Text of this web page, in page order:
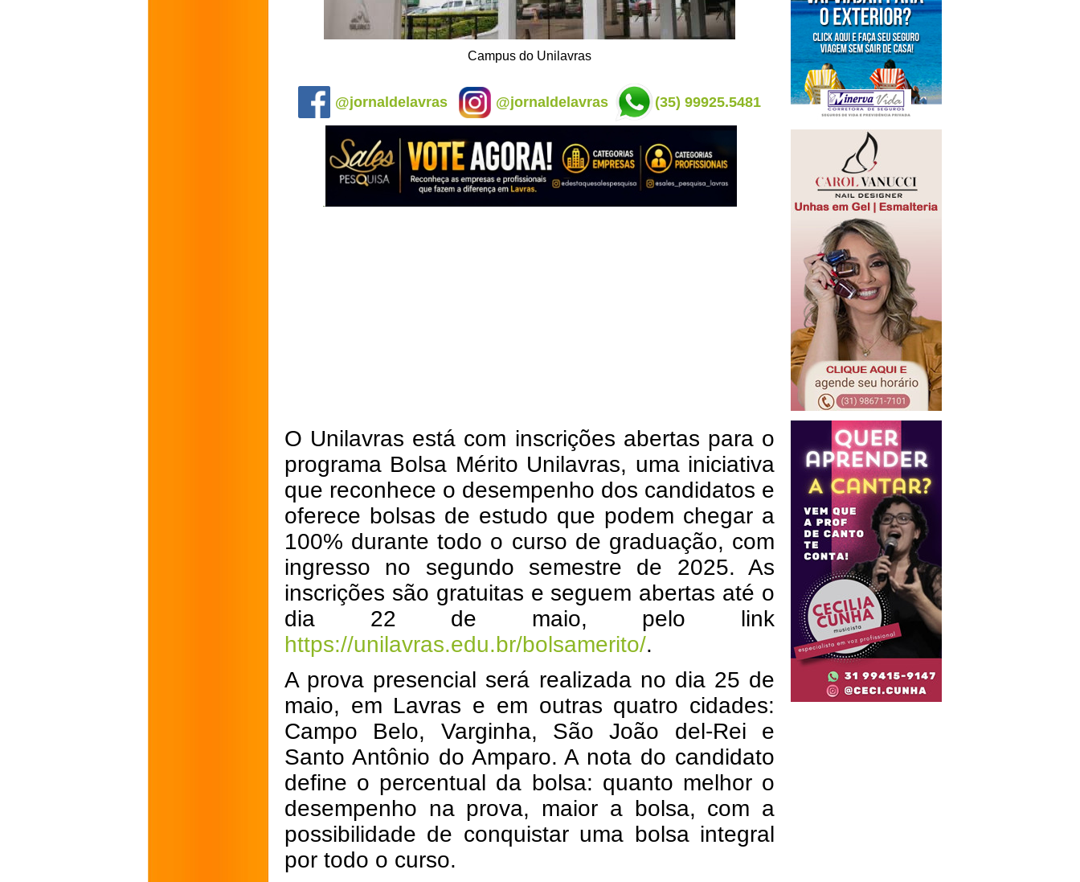
Campus do Unilavras
@jornaldelavras @jornaldelavras (35) 99925.5481
O Unilavras está com inscrições abertas para o
programa Bolsa Mérito Unilavras, uma iniciativa
que reconhece o desempenho dos candidatos e
oferece bolsas de estudo que podem chegar a
100% durante todo o curso de graduação, com
ingresso no segundo semestre de 2025. As
inscrições são gratuitas e seguem abertas até o
dia 22 de maio, pelo link
https://unilavras.edu.br/bolsamerito/.
A prova presencial será realizada no dia 25 de
maio, em Lavras e em outras quatro cidades:
Campo Belo, Varginha, São João del-Rei e
Santo Antônio do Amparo. A nota do candidato
define o percentual da bolsa: quanto melhor o
desempenho na prova, maior a bolsa, com a
possibilidade de conquistar uma bolsa integral
por todo o curso.